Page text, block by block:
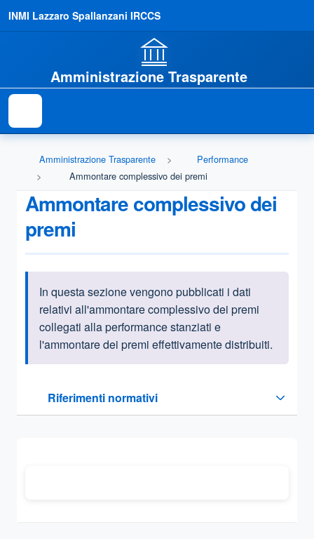
INMI Lazzaro Spallanzani IRCCS
Amministrazione Trasparente
Amministrazione Trasparente
Performance
Ammontare complessivo dei premi
Ammontare complessivo dei
premi
Informazioni introduttive
In questa sezione vengono pubblicati i dati
relativi all'ammontare complessivo dei premi
collegati alla performance stanziati e
l'ammontare dei premi effettivamente distribuiti.
Riferimenti normativi
Sezione compressa